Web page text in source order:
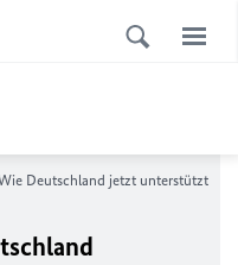
Deutschland jetzt unterstützt